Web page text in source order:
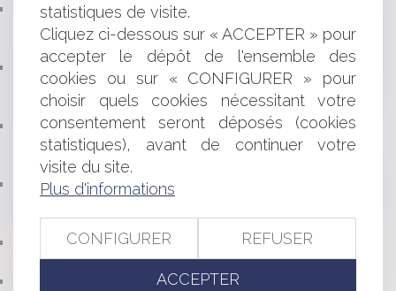
COIFFEURS, GARAGISTES, CARROSSIERS : DES AIDES
FINANCIÈRES POUR AMÉLIORER VOS CONDITIONS DE
TRAVAIL
L’OBLIGATION DE VÉRIFICATION DU BANQUIER
PRÊTEUR DE DENIERS DANS LE CADRE DE LA
RÉGULARISATION D’UN CCMI
ECHANGES DE TITRES FINANCIERS : UNE
ORDONNANCE DONNE UN CADRE LÉGAL À LA
BLOCKCHAIN
LE DEVOIR DE MISE EN GARDE DU BANQUIER VIS À
VIABILITÉ DE L'OPÉRATION FINANCÉE
QUELLES SONT LES CONDITIONS DE VALIDITÉ DU
BORDEREAU DE CRÉANCES DE CESSION DAILLY ?
DÉMATÉRIALISATION DES RELATIONS
statistiques de visite.
Cliquez ci-dessous sur « ACCEPTER » pour
accepter le dépôt de l'ensemble des
cookies ou sur « CONFIGURER » pour
choisir quels cookies nécessitant votre
consentement seront déposés (cookies
statistiques), avant de continuer votre
visite du site.
Plus d'informations
CONFIGURER REFUSER
ACCEPTER